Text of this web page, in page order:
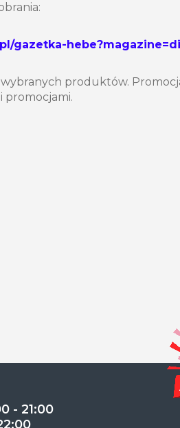
gazetka-
produktów.
promocjami.
- 21:00